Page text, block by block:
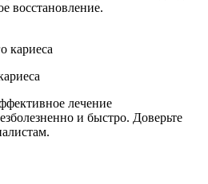
восстановление.
лечение
и быстро. Доверьте